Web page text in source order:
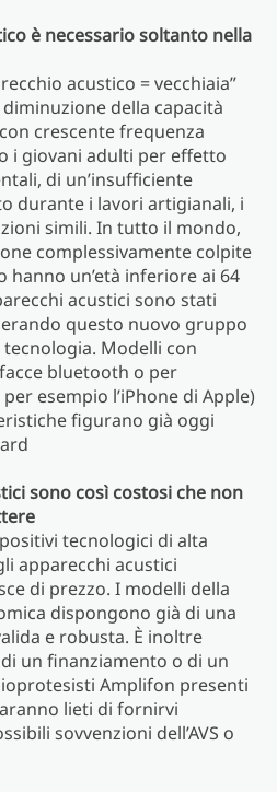
è necessario soltanto nella
acustico = vecchiaia”
della capacità
crescente frequenza
i giovani adulti per effetto
di un’insufficiente
durante i lavori artigianali, i
simili. In tutto il mondo,
complessivamente colpite
hanno un’età inferiore ai 64
acustici sono stati
questo nuovo gruppo
Modelli con
bluetooth o per
esempio l’iPhone di Apple)
figurano già oggi
sono così costosi che non
tecnologici di alta
apparecchi acustici
di prezzo. I modelli della
dispongono già di una
e robusta. È inoltre
un finanziamento o di un
Amplifon presenti
lieti di fornirvi
sovvenzioni dell’AVS o